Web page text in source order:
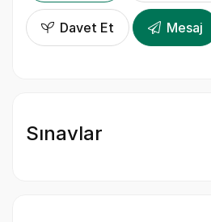
Davet Et Mesaj
Sınavlar